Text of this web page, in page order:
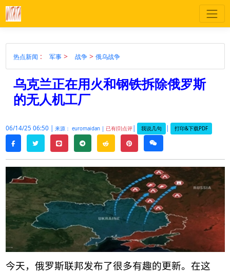
热点新闻 : 军事> 战争 > 俄乌战争
乌克兰正在用火和钢铁拆除俄罗斯
的无人机工厂
06/14/25 06:50 | 来源： euromaidan | 已有(0)点评| 我说几句 | 打印&下载PDF
facebooktwitterline telegramreddit pinterestweixin
今天，俄罗斯联邦发布了很多有趣的更新。在这